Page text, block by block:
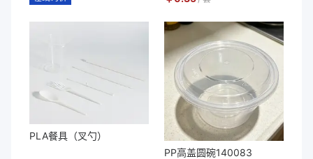
PLA餐具（叉勺）
PP高盖圆碗140083